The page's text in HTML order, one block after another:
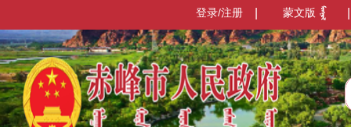
蒙文版
登录/注册